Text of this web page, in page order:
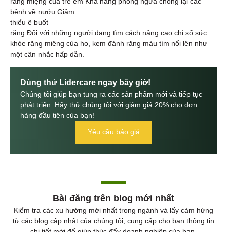
bệnh về nướu Giảm
thiểu ê buốt
răng Đối với những người đang tìm cách nâng cao chỉ số sức
khỏe răng miệng của họ, kem đánh răng màu tím nổi lên như
một cân nhắc hấp dẫn.
Dùng thử Lidercare ngay bây giờ!
Chúng tôi giúp bạn tung ra các sản phẩm mới và tiếp tục
phát triển. Hãy thử chúng tôi với giảm giá 20% cho đơn
hàng đầu tiên của bạn!
Yêu cầu báo giá
Bài đăng trên blog mới nhất
Kiểm tra các xu hướng mới nhất trong ngành và lấy cảm hứng
từ các blog cập nhật của chúng tôi, cung cấp cho bạn thông tin